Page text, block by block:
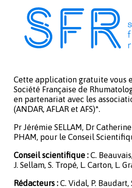
Cette application gratuite vous
Société Française de
en partenariat avec les
(ANDAR, AFLAR et AFS)*.
Pr Jérémie SELLAM, Dr
PHAM, pour le Conseil
Conseil scientifique : C.
J. Sellam, S. Tropé, L. Carton, L.
Rédacteurs : C. Vidal, P. Baudart,